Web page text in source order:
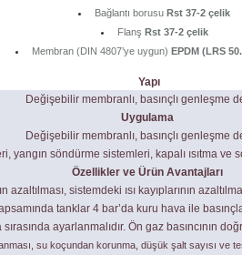
Bağlantı borusuRst 37-2 çelik
Flanş Rst 37-2 çelik
Membran (DIN 4807’ye uygun)EPDM (LRS
Yapı
Değişebilir membranlı, basınçlı genleşme
Uygulama
Değişebilir membranlı, basınçlı genleşme
yangın söndürme sistemleri, kapalı ısıtma ve
Özellikler ve Ürün Avantajları
sistemdeki ısı kayıplarının
tanklar 4 bar’da kuru hava ile
ayarlanmalıdır. Ön gaz basıncının
su koçundan korunma, düşük şalt sayısı ve